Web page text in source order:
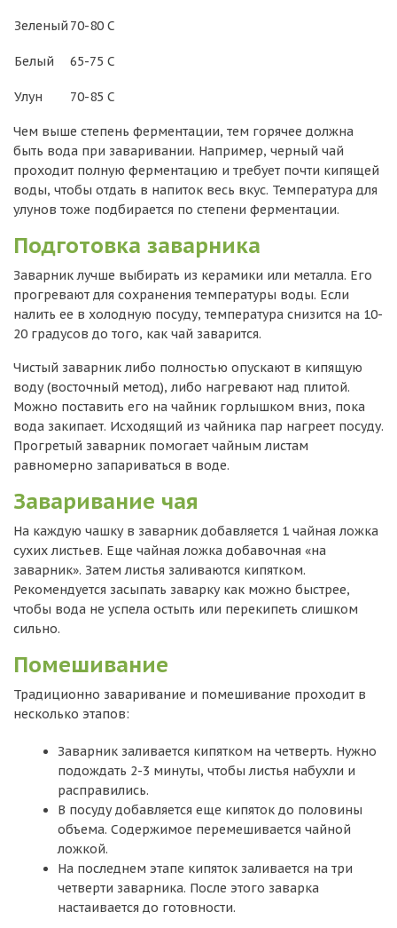
Зеленый 70-80 С
Белый 65-75 С
Улун 70-85 С
Чем выше степень ферментации, тем горячее должна
быть вода при заваривании. Например, черный чай
проходит полную ферментацию и требует почти кипящей
воды, чтобы отдать в напиток весь вкус. Температура для
улунов тоже подбирается по степени ферментации.
Подготовка заварника
Заварник лучше выбирать из керамики или металла. Его
прогревают для сохранения температуры воды. Если
налить ее в холодную посуду, температура снизится на 10-
20 градусов до того, как чай заварится.
Чистый заварник либо полностью опускают в кипящую
воду (восточный метод), либо нагревают над плитой.
Можно поставить его на чайник горлышком вниз, пока
вода закипает. Исходящий из чайника пар нагреет посуду.
Прогретый заварник помогает чайным листам
равномерно запариваться в воде.
Заваривание чая
На каждую чашку в заварник добавляется 1 чайная ложка
сухих листьев. Еще чайная ложка добавочная «на
заварник». Затем листья заливаются кипятком.
Рекомендуется засыпать заварку как можно быстрее,
чтобы вода не успела остыть или перекипеть слишком
сильно.
Помешивание
Традиционно заваривание и помешивание проходит в
несколько этапов:
Заварник заливается кипятком на четверть. Нужно
подождать 2-3 минуты, чтобы листья набухли и
расправились.
В посуду добавляется еще кипяток до половины
объема. Содержимое перемешивается чайной
ложкой.
На последнем этапе кипяток заливается на три
четверти заварника. После этого заварка
настаивается до готовности.